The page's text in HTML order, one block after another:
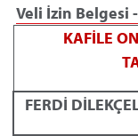
Veli İzin Belgesi
KAFİLE
FERDİ